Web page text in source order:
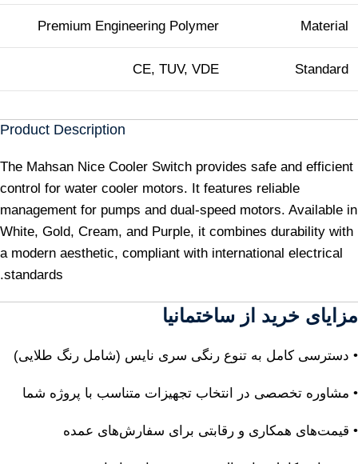
Material
Premium Engineering Polymer
Standard
CE, TUV, VDE
Product Description
The Mahsan Nice Cooler Switch provides safe and efficient
control for water cooler motors. It features reliable
management for pumps and dual-speed motors. Available in
White, Gold, Cream, and Purple, it combines durability with
a modern aesthetic, compliant with international electrical
standards.
مزایای خرید از ساختمانیا
• دسترسی کامل به تنوع رنگی سری نایس (شامل رنگ طلایی)
• مشاوره تخصصی در انتخاب تجهیزات متناسب با پروژه شما
• قیمت‌های همکاری و رقابتی برای سفارش‌های عمده